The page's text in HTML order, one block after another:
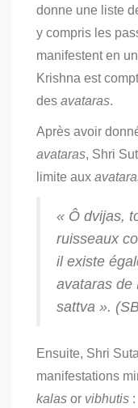
donne une liste
y compris les
manifestent en
Krishna est
des avataras.
Après avoir
avataras, Shri
limite aux
« Ô dvijas,
ruisseaux
il existe
avataras de
sattva ».
Ensuite, Shri
manifestations
kalas or vibhutis :